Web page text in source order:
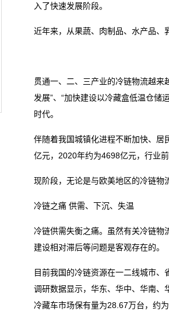
入了快速发展阶段。
近年来，从果蔬、肉制品、水产品、
贯通一、二、三产业的冷链物流越
发展”、“加快建设以冷藏盒低温仓储
时代。
伴随着我国城镇化进程不断加快、
亿元，2020年约为4698亿元，行业
现阶段，无论是与欧美地区的冷链物
冷链之痛 供需、下沉、失温
冷链供需失衡之痛。虽然有关冷链物
建设相对滞后等问题是客观存在的。
目前我国的冷链资源在一二线城市
调研数据显示，华东、华中、华南、
冷藏车市场保有量为28.67万台，约